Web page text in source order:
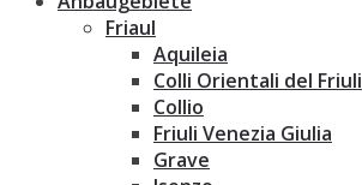
Friaul
Aquileia
Colli Orientali del Friuli
Collio
Friuli Venezia Giulia
Grave